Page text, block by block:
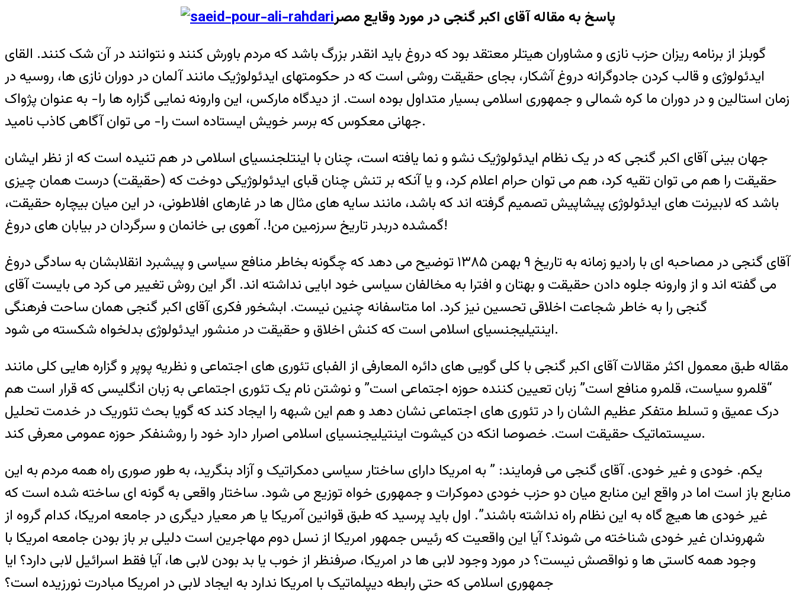
پاسخ به مقاله آقای اکبر گنجی در مورد وقايع مصر
گوبلز از برنامه ريزان حزب نازی و مشاوران هيتلر معتقد بود که دروغ بايد انقدر بزرگ باشد که مردم باورش کنند و نتوانند در آن شک کنند. القای
ايدئولوژی و قالب کردن جادوگرانه دروغ آشکار، بجای حقيقت روشی است که در حکومتهای ايدئولوژيک مانند آلمان در دوران نازی ها، روسيه در
زمان استالين و در دوران ما کره شمالی و جمهوری اسلامی بسيار متداول بوده است. از ديدگاه مارکس، اين وارونه نمايی گزاره ها را- به عنوان پژواک
جهانی معکوس که برسر خويش ايستاده است را- می توان آگاهی کاذب ناميد.
جهان بينی آقای اکبر گنجی که در يک نظام ايدئولوژيک نشو و نما يافته است، چنان با اينتلجنسيای اسلامی در هم تنيده است که از نظر ايشان
حقيقت را هم می توان تقيه کرد، هم می توان حرام اعلام کرد، و يا آنکه بر تنش چنان قبای ايدئولوژيکی دوخت که (حقيقت) درست همان چيزی
باشد که لابيرنت های ايدئولوژی پيشاپيش تصميم گرفته اند که باشد، مانند سايه های مثال ها در غارهای افلاطونی، در اين ميان بيچاره حقيقت،
گمشده دربدر تاريخ سرزمين من!. آهوی بی خانمان و سرگردان در بيابان های دروغ!
آقای گنجی در مصاحبه ای با راديو زمانه به تاريخ ۹ بهمن ۱۳۸۵ توضيح می دهد که چگونه بخاطر منافع سياسی و پيشبرد انقلابشان به سادگی دروغ
می گفته اند و از وارونه جلوه دادن حقيقت و بهتان و افترا به مخالفان سياسی خود ابايی نداشته اند. اگر اين روش تغيير می کرد می بايست آقای
گنجی را به خاطر شجاعت اخلاقی تحسين نيز کرد. اما متاسفانه چنين نيست. ابشخور فکری آقای اکبر گنجی همان ساحت فرهنگی
اينتيليجنسيای اسلامی است که کنش اخلاق و حقيقت در منشور ايدئولوژی بدلخواه شکسته می شود.
مقاله طبق معمول اکثر مقالات آقای اکبر گنجی با کلی گويی های دائره المعارفی از الفبای تئوری های اجتماعی و نظريه پوپر و گزاره هايی کلی مانند
“قلمرو سياست، قلمرو منافع است” زبان تعيين کننده حوزه اجتماعی است” و نوشتن نام يک تئوری اجتماعی به زبان انگليسی که قرار است هم
درک عميق و تسلط متفکر عظيم الشان را در تئوری های اجتماعی نشان دهد و هم اين شبهه را ايجاد کند که گويا بحث تئوريک در خدمت تحليل
سيستماتيک حقيقت است. خصوصا انکه دن کيشوت اينتيليجنسيای اسلامی اصرار دارد خود را روشنفکر حوزه عمومی معرفی کند.
يکم. خودی و غير خودی. آقای گنجی می فرمايند: ” به امريکا دارای ساختار سياسی دمکراتيک و آزاد بنگريد، به طور صوری راه همه مردم به اين
منابع باز است اما در واقع اين منابع ميان دو حزب خودی دموکرات و جمهوری خواه توزيع می شود. ساختار واقعی به گونه ای ساخته شده است که
غير خودی ها هيچ گاه به اين نظام راه نداشته باشند”. اول بايد پرسيد که طبق قوانين آمريکا يا هر معيار ديگری در جامعه امريکا، کدام گروه از
شهروندان غير خودی شناخته می شوند؟ آيا اين واقعيت که رئيس جمهور امريکا از نسل دوم مهاجرين است دليلی بر باز بودن جامعه امريکا با
وجود همه کاستی ها و نواقصش نيست؟ در مورد وجود لابی ها در امريکا، صرفنظر از خوب يا بد بودن لابی ها، آيا فقط اسرائيل لابی دارد؟ ايا
جمهوری اسلامی که حتی رابطه ديپلماتيک با امريکا ندارد به ايجاد لابی در امريکا مبادرت نورزيده است؟